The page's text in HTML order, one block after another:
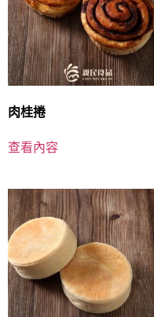
肉桂捲
查看內容